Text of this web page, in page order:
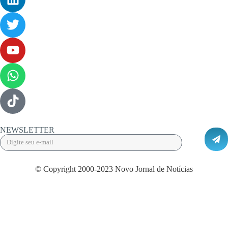
NEWSLETTER
© Copyright 2000-2023 Novo Jornal de Notícias